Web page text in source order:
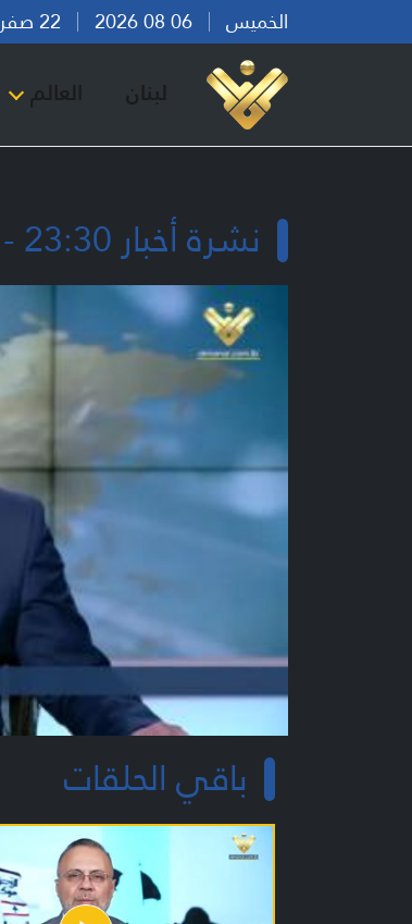
الخميس
لبنان العالم
نشرة أخبار 23:30 - 16-11-2025
باقي الحلقات